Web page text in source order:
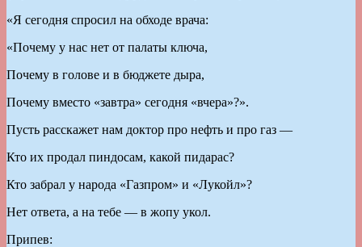
«Я сегодня спросил на обходе врача:
«Почему у нас нет от палаты ключа,
Почему в голове и в бюджете дыра,
Почему вместо «завтра» сегодня «вчера»?».
Пусть расскажет нам доктор про нефть и про газ —
Кто их продал пиндосам, какой пидарас?
Кто забрал у народа «Газпром» и «Лукойл»?
Нет ответа, а на тебе — в жопу укол.
Припев: